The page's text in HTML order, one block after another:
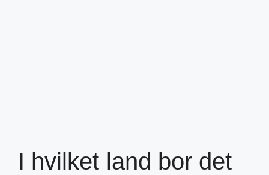
I hvilket land bor det